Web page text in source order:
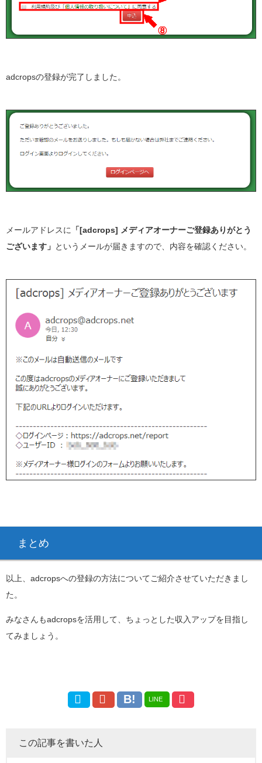
adcropsの登録が完了しました。
メールアドレスに
「[adcrops] メディアオーナーご登録ありがとう
ございます」
というメールが届きますので、内容を確認ください。
まとめ
以上、adcropsへの登録の方法についてご紹介させていただきまし
た。
みなさんもadcropsを活用して、ちょっとした収入アップを目指し
てみましょう。
LINE
この記事を書いた人